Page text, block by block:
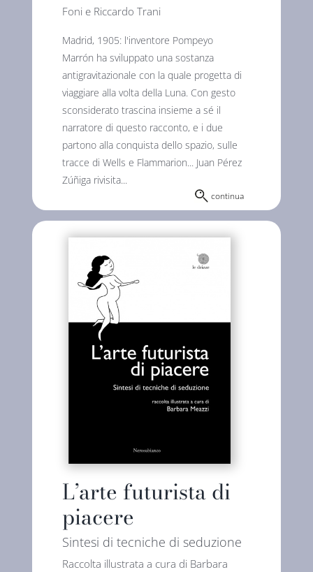
Foni e Riccardo Trani
Madrid, 1905: l'inventore Pompeyo
Marrón ha sviluppato una sostanza
antigravitazionale con la quale progetta di
viaggiare alla volta della Luna. Con gesto
sconsiderato trascina insieme a sé il
narratore di questo racconto, e i due
partono alla conquista dello spazio, sulle
tracce di Wells e Flammarion... Juan Pérez
Zúñiga rivisita...
continua
L’arte futurista di
piacere
Sintesi di tecniche di seduzione
Raccolta illustrata a cura di Barbara